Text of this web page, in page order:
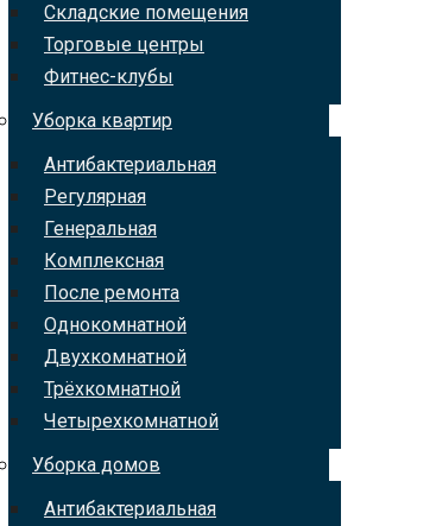
Складские помещения
Торговые центры
Фитнес-клубы
Уборка квартир
Антибактериальная
Регулярная
Генеральная
Комплексная
После ремонта
Однокомнатной
Двухкомнатной
Трёхкомнатной
Четырехкомнатной
Уборка домов
Антибактериальная